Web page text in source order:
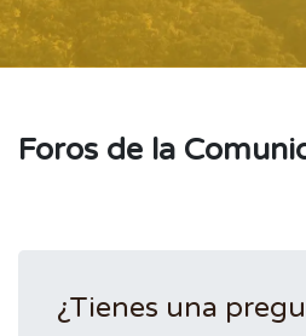
Foros de la
¿Tienes una